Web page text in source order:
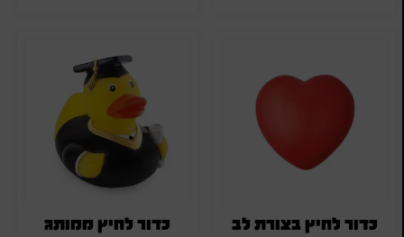
כדור לחיץ בצורת לב כדור לחיץ ממותג